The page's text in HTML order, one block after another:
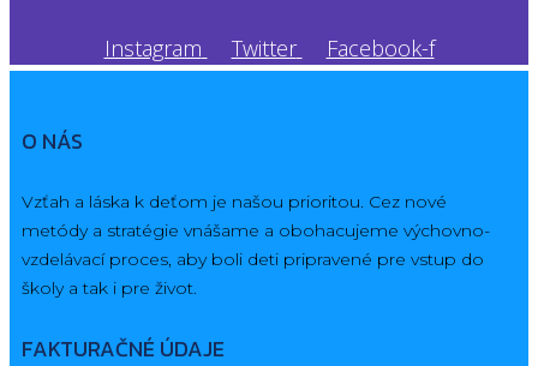
Instagram Twitter Facebook-f
O NÁS
Vzťah a láska k deťom je našou prioritou. Cez nové
metódy a stratégie vnášame a obohacujeme výchovno-
vzdelávací proces, aby boli deti pripravené pre vstup do
školy a tak i pre život.
FAKTURAČNÉ ÚDAJE